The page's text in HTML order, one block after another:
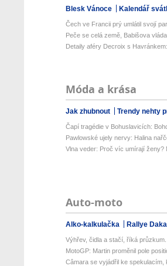
Blesk Vánoce Kalendář
Čech ve Francii prý umlátil svojí
Peče se celá země, Babišova
Detaily aféry Decroix s
Móda a krása
Jak zhubnout Trendy nehty
Čapí tragédie v Bohuslavicích:
Pawlowské ujely nervy: Halina
Vlna veder: Proč víc umírají ženy?
Auto-moto
Alko-kalkulačka Rallye
Výhřev, čidla a stačí, říká
MotoGP: Martin proměnil pole
Câmara se vyjádřil ke